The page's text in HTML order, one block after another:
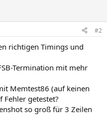
#2
richtigen Timings und
Termination mit mehr
Memtest86 (auf keinen
Fehler getestet?
so groß für 3 Zeilen